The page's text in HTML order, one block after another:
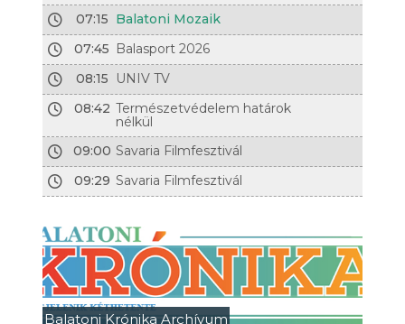
07:15 Balatoni Mozaik
07:45 Balasport 2026
08:15
UNIV TV
08:42 Természetvédelem határok
nélkül
09:00 Savaria Filmfesztivál
09:29 Savaria Filmfesztivál
Balatoni Krónika Archívum